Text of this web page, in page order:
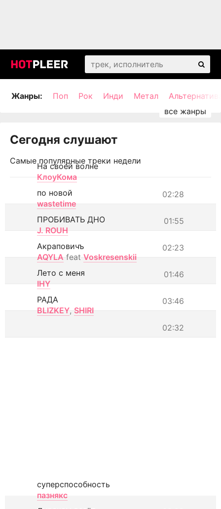
Жанры: Поп Рок Инди Метал
Сегодня слушают
Самые популярные треки недели
На своей волне
КлоуКома
02:28
по новой
wastetime
01:55
ПРОБИВАТЬ ДНО
J. ROUH
02:23
Акраповичъ
AQYLA feat Voskresenskii
01:46
Лето с меня
IHY
03:46
РАДА
BLIZKEY, SHIRI
02:32
суперспособность
пазнякс